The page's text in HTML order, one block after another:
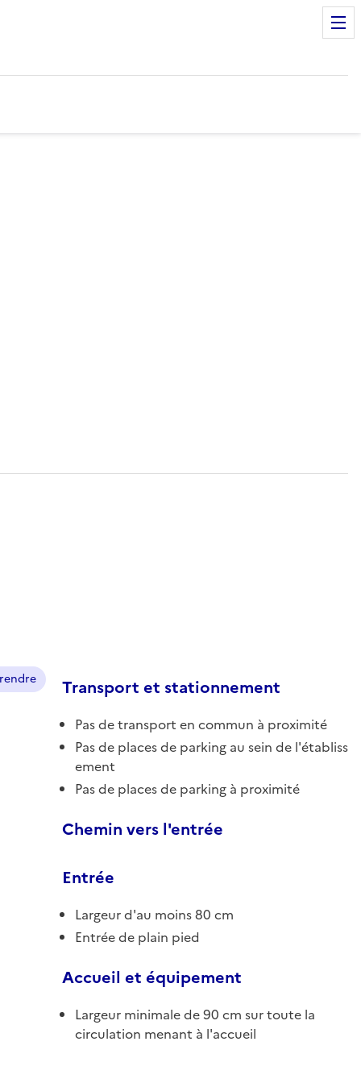
Transport et stationnement
Pas de transport en commun à proximité
Pas de places de parking au sein de l'établiss
ement
Pas de places de parking à proximité
Chemin vers l'entrée
Entrée
Largeur d'au moins 80 cm
Entrée de plain pied
Accueil et équipement
Largeur minimale de 90 cm sur toute la
circulation menant à l'accueil